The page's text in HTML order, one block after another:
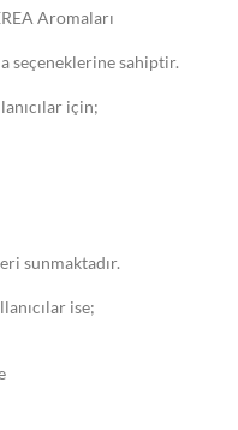
Aromaları
seçeneklerine sahiptir.
için;
sunmaktadır.
ise;